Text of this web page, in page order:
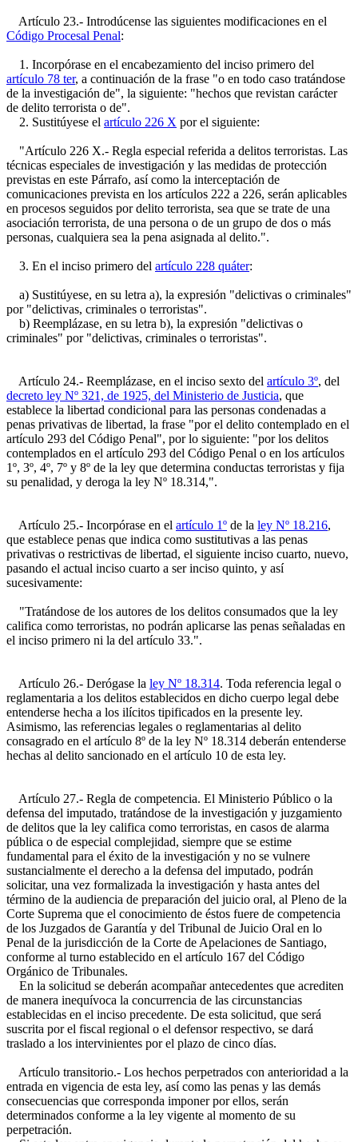
Artículo 23.- Introdúcense las siguientes modificaciones en el
Código Procesal Penal:
1. Incorpórase en el encabezamiento del inciso primero del
artículo 78 ter, a continuación de la frase "o en todo caso tratándose
de la investigación de", la siguiente: "hechos que revistan carácter
de delito terrorista o de".
2. Sustitúyese el artículo 226 X por el siguiente:
"Artículo 226 X.- Regla especial referida a delitos terroristas. Las
técnicas especiales de investigación y las medidas de protección
previstas en este Párrafo, así como la interceptación de
comunicaciones prevista en los artículos 222 a 226, serán aplicables
en procesos seguidos por delito terrorista, sea que se trate de una
asociación terrorista, de una persona o de un grupo de dos o más
personas, cualquiera sea la pena asignada al delito.".
3. En el inciso primero del artículo 228 quáter:
a) Sustitúyese, en su letra a), la expresión "delictivas o criminales"
por "delictivas, criminales o terroristas".
b) Reemplázase, en su letra b), la expresión "delictivas o
criminales" por "delictivas, criminales o terroristas".
Artículo 24.- Reemplázase, en el inciso sexto del artículo 3º, del
decreto ley Nº 321, de 1925, del Ministerio de Justicia, que
establece la libertad condicional para las personas condenadas a
penas privativas de libertad, la frase "por el delito contemplado en el
artículo 293 del Código Penal", por lo siguiente: "por los delitos
contemplados en el artículo 293 del Código Penal o en los artículos
1º, 3º, 4º, 7º y 8º de la ley que determina conductas terroristas y fija
su penalidad, y deroga la ley Nº 18.314,".
Artículo 25.- Incorpórase en el artículo 1º de la ley Nº 18.216,
que establece penas que indica como sustitutivas a las penas
privativas o restrictivas de libertad, el siguiente inciso cuarto, nuevo,
pasando el actual inciso cuarto a ser inciso quinto, y así
sucesivamente:
"Tratándose de los autores de los delitos consumados que la ley
califica como terroristas, no podrán aplicarse las penas señaladas en
el inciso primero ni la del artículo 33.".
Artículo 26.- Derógase la ley Nº 18.314. Toda referencia legal o
reglamentaria a los delitos establecidos en dicho cuerpo legal debe
entenderse hecha a los ilícitos tipificados en la presente ley.
Asimismo, las referencias legales o reglamentarias al delito
consagrado en el artículo 8º de la ley Nº 18.314 deberán entenderse
hechas al delito sancionado en el artículo 10 de esta ley.
Artículo 27.- Regla de competencia. El Ministerio Público o la
defensa del imputado, tratándose de la investigación y juzgamiento
de delitos que la ley califica como terroristas, en casos de alarma
pública o de especial complejidad, siempre que se estime
fundamental para el éxito de la investigación y no se vulnere
sustancialmente el derecho a la defensa del imputado, podrán
solicitar, una vez formalizada la investigación y hasta antes del
término de la audiencia de preparación del juicio oral, al Pleno de la
Corte Suprema que el conocimiento de éstos fuere de competencia
de los Juzgados de Garantía y del Tribunal de Juicio Oral en lo
Penal de la jurisdicción de la Corte de Apelaciones de Santiago,
conforme al turno establecido en el artículo 167 del Código
Orgánico de Tribunales.
En la solicitud se deberán acompañar antecedentes que acrediten
de manera inequívoca la concurrencia de las circunstancias
establecidas en el inciso precedente. De esta solicitud, que será
suscrita por el fiscal regional o el defensor respectivo, se dará
traslado a los intervinientes por el plazo de cinco días.
Artículo transitorio.- Los hechos perpetrados con anterioridad a la
entrada en vigencia de esta ley, así como las penas y las demás
consecuencias que corresponda imponer por ellos, serán
determinados conforme a la ley vigente al momento de su
perpetración.